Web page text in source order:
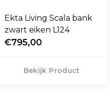
Ekta Living Scala bank
zwart eiken L124
€795,00
Bekijk Product